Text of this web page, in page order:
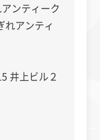
ンティーク
れアンティ
井上ビル２